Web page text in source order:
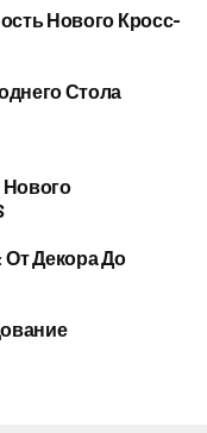
Нового Кросс-
Стола
Декора До